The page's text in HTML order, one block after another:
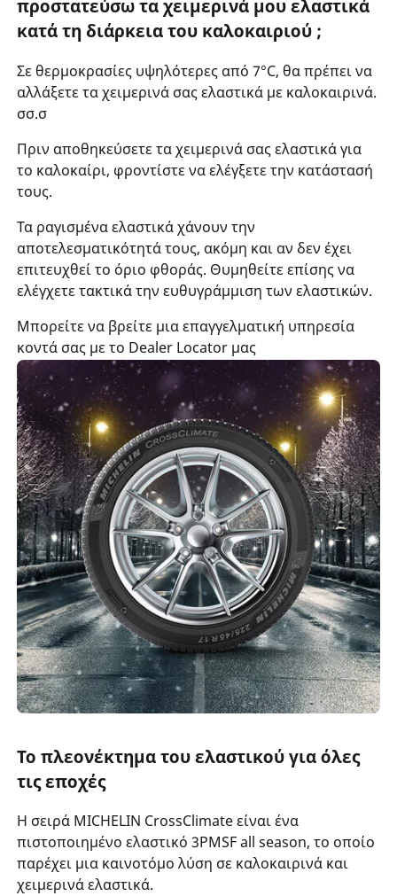
προστατεύσω τα χειμερινά μου ελαστικά
κατά τη διάρκεια του καλοκαιριού ;
Σε θερμοκρασίες υψηλότερες από 7°C, θα πρέπει να
αλλάξετε τα χειμερινά σας ελαστικά με καλοκαιρινά.
σσ.σ
Πριν αποθηκεύσετε τα χειμερινά σας ελαστικά για
το καλοκαίρι, φροντίστε να ελέγξετε την κατάστασή
τους.
Τα ραγισμένα ελαστικά χάνουν την
αποτελεσματικότητά τους, ακόμη και αν δεν έχει
επιτευχθεί το όριο φθοράς. Θυμηθείτε επίσης να
ελέγχετε τακτικά την ευθυγράμμιση των ελαστικών.
Μπορείτε να βρείτε μια επαγγελματική υπηρεσία
κοντά σας με το Dealer Locator μας
Το πλεονέκτημα του ελαστικού για όλες
τις εποχές
Η σειρά MICHELIN CrossClimate είναι ένα
πιστοποιημένο ελαστικό 3PMSF all season, το οποίο
παρέχει μια καινοτόμο λύση σε καλοκαιρινά και
χειμερινά ελαστικά.